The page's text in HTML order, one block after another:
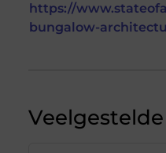
https://
bungalow-